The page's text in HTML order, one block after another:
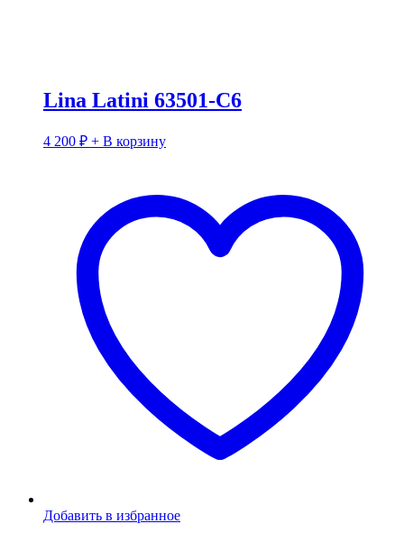
Lina Latini 63501-C6
4 200 ₽ + В корзину
Добавить в избранное